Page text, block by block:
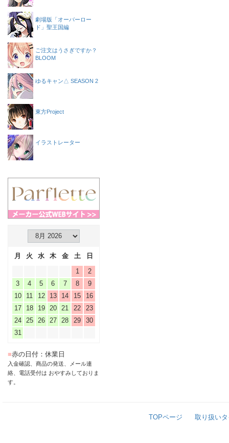
劇場版「オーバーロー
ド」聖王国編
ご注文はうさぎですか？
BLOOM
ゆるキャン△ SEASON 2
東方Project
イラストレーター
月 火 水 木 金 土
日
1
2
3
4 5 6 7 8
9
10
11 12 13 14 15
16
17
18 19 20 21 22
23
24
25 26 27 28 29
30
31
■赤の日付：休業日
入金確認、商品の発送、メール連
絡、電話受付は おやすみしておりま
す。
TOPページ 取り扱い